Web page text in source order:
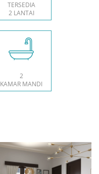
TERSEDIA
2 LANTAI
2
KAMAR MANDI